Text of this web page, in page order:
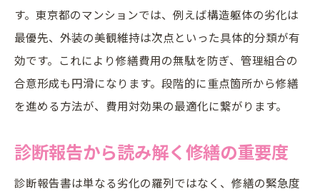
す。東京都のマンションでは、例えば構造躯体の劣化は
最優先、外装の美観維持は次点といった具体的分類が有
効です。これにより修繕費用の無駄を防ぎ、管理組合の
合意形成も円滑になります。段階的に重点箇所から修繕
を進める方法が、費用対効果の最適化に繋がります。
診断報告から読み解く修繕の重要度
診断報告書は単なる劣化の羅列ではなく、修繕の緊急度